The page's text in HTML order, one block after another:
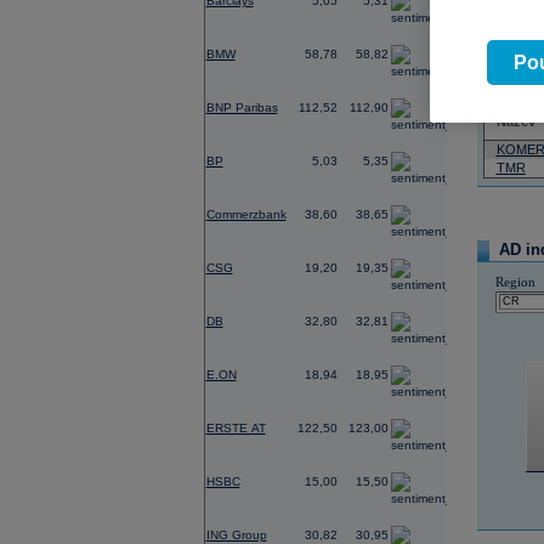
BMW 58,78 58,82
BNP Paribas 112,52 112,90
BP 5,03 5,35
Commerzbank 38,60 38,65
CSG 19,20 19,35
5,67
DB 32,80 32,81
E.ON 18,94 18,95
ERSTE AT 122,50 123,00
HSBC 15,00 15,50
ING Group 30,82 30,95
Název
TMR
AD
Region